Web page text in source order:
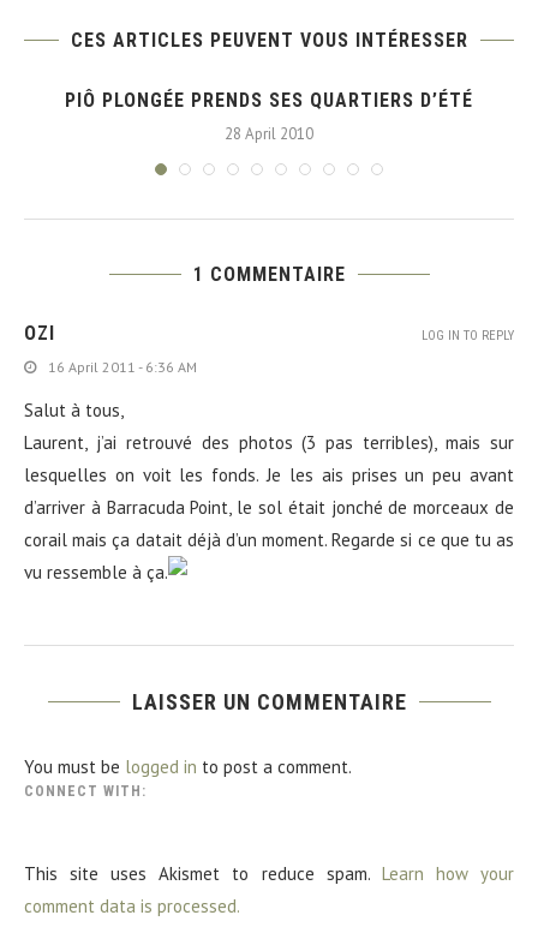
CES ARTICLES PEUVENT VOUS INTÉRESSER
PIÔ PLONGÉE PRENDS SES QUARTIERS D’ÉTÉ
28 April 2010
1 COMMENTAIRE
OZI
16 April 2011 - 6:36 AM
Salut à tous,
Laurent, j’ai retrouvé des photos (3 pas terribles), mais sur
lesquelles on voit les fonds. Je les ais prises un peu avant
d’arriver à Barracuda Point, le sol était jonché de morceaux de
corail mais ça datait déjà d’un moment. Regarde si ce que tu as
vu ressemble à ça.
LOG IN TO REPLY
LAISSER UN COMMENTAIRE
You must be logged in to post a comment.
CONNECT WITH:
This site uses Akismet to reduce spam. Learn how your
comment data is processed.